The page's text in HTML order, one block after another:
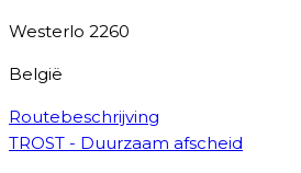
Westerlo 2260
België
Routebeschrijving
TROST - Duurzaam afscheid